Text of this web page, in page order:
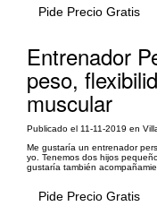
Pide Precio Gratis
Entrenador
peso,
muscular
Publicado el 11-11-2019 en
Me gustaría un entrenador
yo. Tenemos dos hijos
gustaría también
Pide Precio Gratis